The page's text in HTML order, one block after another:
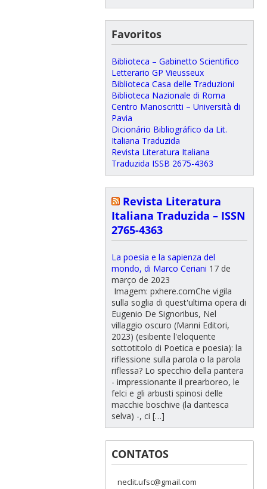
Favoritos
Biblioteca – Gabinetto Scientifico
Letterario GP Vieusseux
Biblioteca Casa delle Traduzioni
Biblioteca Nazionale di Roma
Centro Manoscritti – Università di
Pavia
Dicionário Bibliográfico da Lit.
Italiana Traduzida
Revista Literatura Italiana
Traduzida ISSB 2675-4363
Revista Literatura
Italiana Traduzida – ISSN
2765-4363
La poesia e la sapienza del
mondo, di Marco Ceriani 17 de
março de 2023
Imagem: pxhere.comChe vigila
sulla soglia di quest'ultima opera di
Eugenio De Signoribus, Nel
villaggio oscuro (Manni Editori,
2023) (esibente l'eloquente
sottotitolo di Poetica e poesia): la
riflessione sulla parola o la parola
riflessa? Lo specchio della pantera
- impressionante il prearboreo, le
felci e gli arbusti spinosi delle
macchie boschive (la dantesca
selva) -, ci […]
CONTATOS
neclit.ufsc@gmail.com